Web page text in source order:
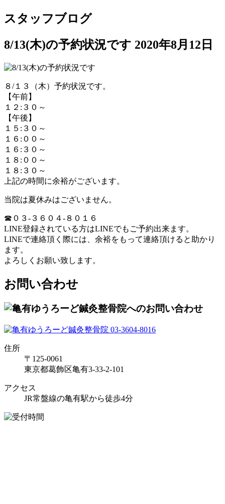
スタッフブログ
8/13(木)の予約状況です 2020年8月12日
８/１３（木）予約状況です。
【午前】
１２:３０～
【午後】
１５:３０～
１６:００～
１６:３０～
１８:００～
１８:３０～
上記の時間に余裕がございます。
当院は夏休みはございません。
☎０３-３６０４-８０１６
LINE登録されている方はLINEでもご予約出来ます。
LINEで連絡頂く際には、余裕をもって連絡頂けると助かり
ます。
よろしくお願い致します。
お問い合わせ
住所
〒125-0061
東京都葛飾区亀有3-33-2-101
アクセス
JR常盤線の亀有駅から徒歩4分